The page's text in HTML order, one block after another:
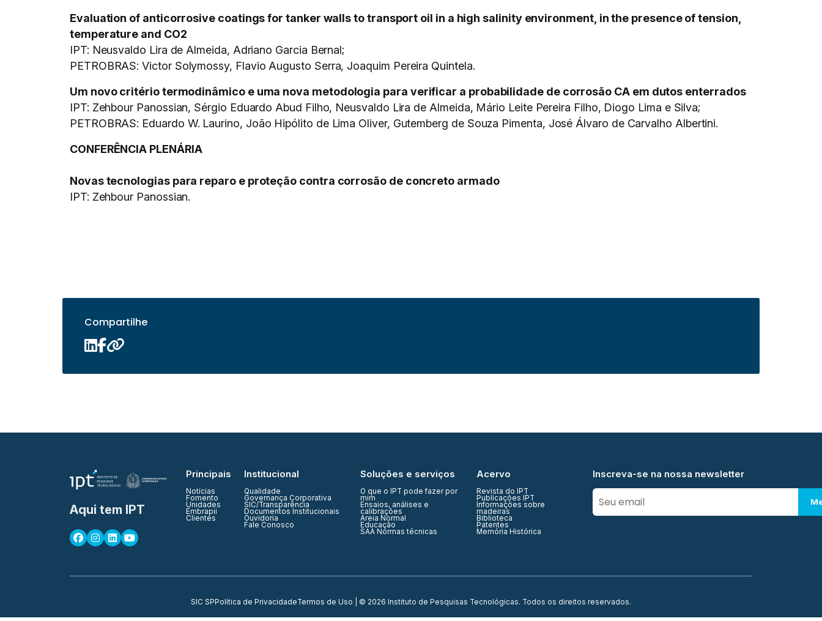
Evaluation of anticorrosive coatings for tanker walls to transport oil in a high salinity environment, in the presence of tension,
temperature and CO2
IPT: Neusvaldo Lira de Almeida, Adriano Garcia Bernal;
PETROBRAS: Victor Solymossy, Flavio Augusto Serra, Joaquim Pereira Quintela.
Um novo critério termodinâmico e uma nova metodologia para verificar a probabilidade de corrosão CA em dutos enterrados
IPT: Zehbour Panossian, Sérgio Eduardo Abud Filho, Neusvaldo Lira de Almeida, Mário Leite Pereira Filho, Diogo Lima e Silva;
PETROBRAS: Eduardo W. Laurino, João Hipólito de Lima Oliver, Gutemberg de Souza Pimenta, José Álvaro de Carvalho Albertini.
CONFERÊNCIA PLENÁRIA
Novas tecnologias para reparo e proteção contra corrosão de concreto armado
IPT: Zehbour Panossian.
Compartilhe
Aqui tem IPT
Principais
Notícias
Fomento
Unidades
Embrapii
Clientes
Institucional
Qualidade
Governança Corporativa
SIC/Transparência
Documentos Institucionais
Ouvidoria
Fale Conosco
Soluções e serviços
O que o IPT pode fazer por
mim
Ensaios, análises e
calibrações
Areia Normal
Educação
SAA Normas técnicas
Acervo
Revista do IPT
Publicações IPT
Informações sobre
madeiras
Biblioteca
Patentes
Memória Histórica
Inscreva-se na nossa newsletter
SIC SPPolítica de PrivacidadeTermos de Uso | © 2026 Instituto de Pesquisas Tecnológicas. Todos os direitos reservados.